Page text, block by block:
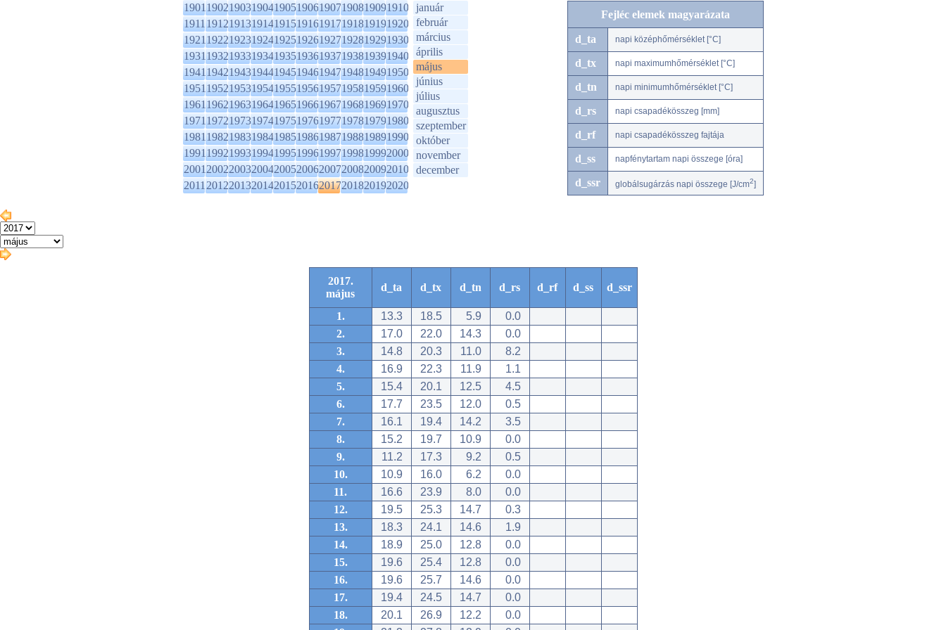
1901190219031904190519061907190819091910
1911191219131914191519161917191819191920
1921192219231924192519261927192819291930
1931193219331934193519361937193819391940
1941194219431944194519461947194819491950
1951195219531954195519561957195819591960
1961196219631964196519661967196819691970
1971197219731974197519761977197819791980
1981198219831984198519861987198819891990
1991199219931994199519961997199819992000
2001200220032004200520062007200820092010
2011201220132014201520162017201820192020
január
február
március
április
május
június
július
augusztus
szeptember
október
november
december
Fejléc elemek magyarázata
d_ta napi középhőmérséklet [°C]
d_tx napi maximumhőmérséklet [°C]
d_tn napi minimumhőmérséklet [°C]
d_rs napi csapadékösszeg [mm]
d_rf napi csapadékösszeg fajtája
d_ss napfénytartam napi összege [óra]
d_ssr globálsugárzás napi összege [J/cm2]
2017.
május
d_ta d_tx d_tn d_rs d_rf d_ss d_ssr
1. 13.3 18.5 5.9
0.0
2.
17.0 22.0 14.3
0.0
3.
14.8 20.3 11.0
8.2
4.
16.9 22.3 11.9
1.1
5.
15.4 20.1 12.5
4.5
6.
17.7 23.5 12.0
0.5
7.
16.1 19.4 14.2
3.5
8.
15.2 19.7 10.9
0.0
9.
11.2 17.3 9.2
0.5
10.
10.9 16.0 6.2
0.0
11.
16.6 23.9 8.0
0.0
12.
19.5 25.3 14.7
0.3
13.
18.3 24.1 14.6
1.9
14.
18.9 25.0 12.8
0.0
15.
19.6 25.4 12.8
0.0
16.
19.6 25.7 14.6
0.0
17.
19.4 24.5 14.7
0.0
18.
20.1 26.9 12.2
0.0